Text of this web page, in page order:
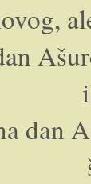
dan